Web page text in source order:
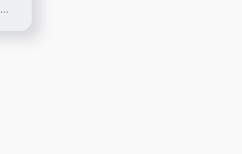
文心一言既是你的智能伙伴，可以陪你聊天、回答问题、画图识图；也是你的AI助手，可以提供灵感、撰写文案、阅读文档、智能翻译，帮你高效完成工作和学习任务。